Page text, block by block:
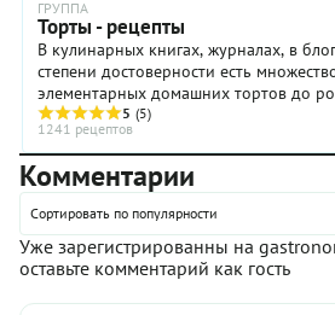
из этого)
Компоте
малиновое
Кремю из
мусс
белый
шоколад
Зеркальная
глазурь
Очень и
очень
вкусно!
ГРУППА
Торты - рецепты
В кулинарных книгах, журналах, в
степени достоверности есть
элементарных домашних тортов до
тортов, выполненных мастерами ...
5 (5)
1241 рецептов
Комментарии
Сортировать по популярности
Уже зарегистрированны на
оставьте комментарий как гость